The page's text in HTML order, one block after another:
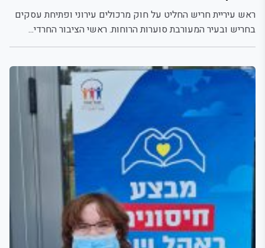
ראש עיריית חריש החליט על חוק מרכולים עירוני ופתיחת עסקים
בחריש ובעיר המעורבת סוערות הרוחות. ראשי הציבור החרדי...